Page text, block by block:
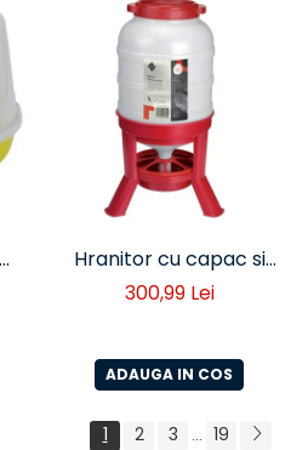
Hranitor cu capac si
picioare 40 L
300,99 Lei
ADAUGA IN COS
1 2 3 ... 19